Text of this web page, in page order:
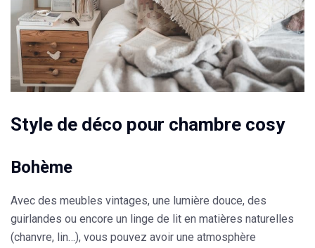
Style de déco pour chambre cosy
Bohème
Avec des meubles vintages, une lumière douce, des
guirlandes ou encore un linge de lit en matières naturelles
(chanvre, lin…), vous pouvez avoir une atmosphère